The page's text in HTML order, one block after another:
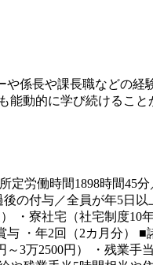
や係長や課長職などの
能動的に学び続けるこ
定労働時間1898時間
の付与／全員が年5日
・寮社宅（社宅制度
・年2回（2カ月分）
～3万2500円） ・残業